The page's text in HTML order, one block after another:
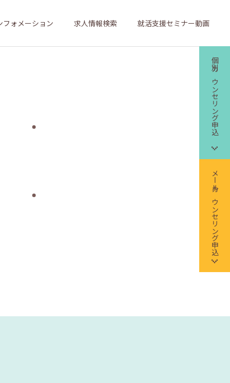
フォメーション 求人情報検索 就活支援セミナー動画
個別カウンセリング申込
メールカウンセリング申込